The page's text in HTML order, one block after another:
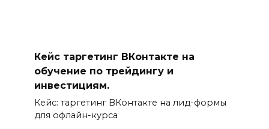
Кейс таргетинг ВКонтакте на
обучение по трейдингу и
инвестициям.
Кейс: таргетинг ВКонтакте на лид-формы
для офлайн-курса